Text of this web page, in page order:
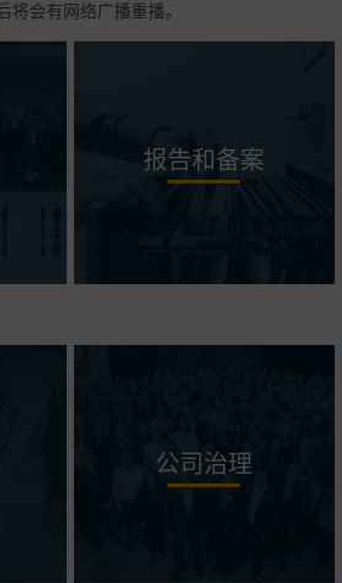
将会有网络广播重播。
报告和备案
公司治理